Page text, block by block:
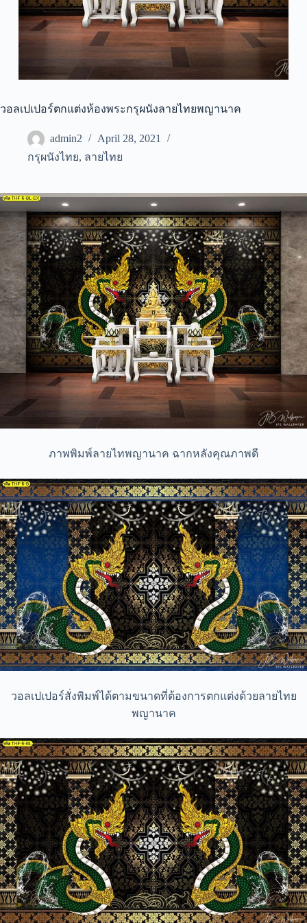
วอลเปเปอร์ตกแต่งห้องพระกรุผนังลายไทยพญานาค
admin2
April 28, 2021
กรุผนังไทย, ลายไทย
ภาพพิมพ์ลายไทพญานาค ฉากหลังคุณภาพดี
วอลเปเปอร์สั่งพิมพ์ได้ตามขนาดที่ต้องการตกแต่งด้วยลายไทย
พญานาค